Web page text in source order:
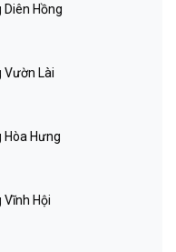
Hồng
Vườn Lài
Hòa Hưng
Hội